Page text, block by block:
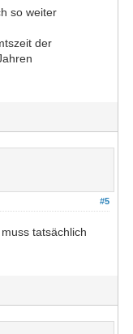
so weiter
der
#5
tatsächlich